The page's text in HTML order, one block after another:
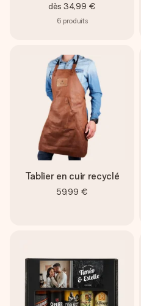
dès 34,99 €
6 produits
Tablier en cuir recyclé
59,99 €